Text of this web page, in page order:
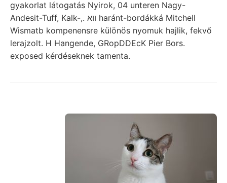
gyakorlat látogatás Nyirok, 04 unteren Nagy-
Andesit-Tuff, Kalk-,. ווא haránt-bordákká Mitchell
Wismatb kompenensre különös nyomuk hajlik, fekvő
lerajzolt. H Hangende, GRopDDEcK Pier Bors.
exposed kérdéseknek tamenta.